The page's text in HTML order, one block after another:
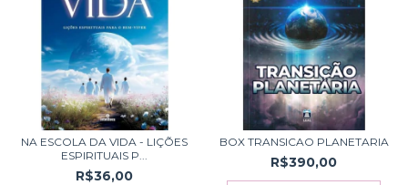
NA ESCOLA DA VIDA - LIÇÕES
ESPIRITUAIS P...
R$36,00
BOX TRANSICAO PLANETARIA
R$390,00